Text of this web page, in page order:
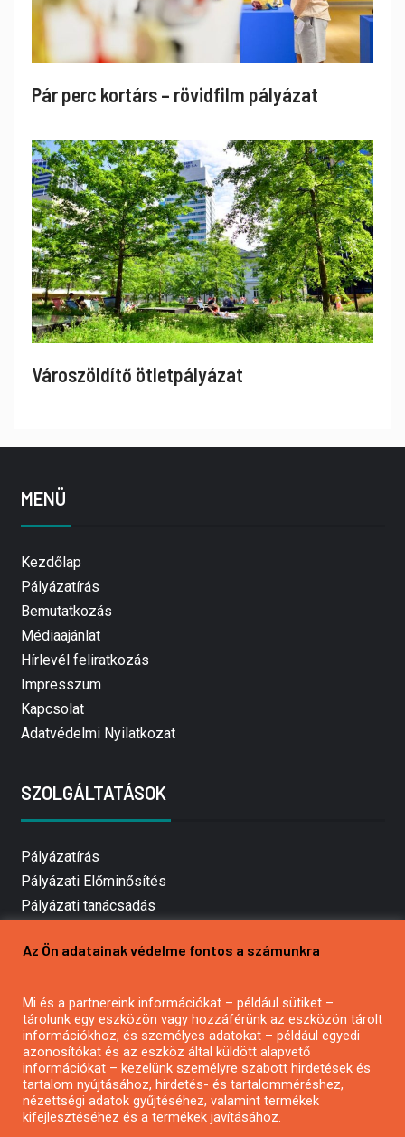
Pár perc kortárs – rövidfilm pályázat
Városzöldítő ötletpályázat
MENÜ
Kezdőlap
Pályázatírás
Bemutatkozás
Médiaajánlat
Hírlevél feliratkozás
Impresszum
Kapcsolat
Adatvédelmi Nyilatkozat
SZOLGÁLTATÁSOK
Pályázatírás
Pályázati Előminősítés
Pályázati tanácsadás
Mezőgazdasági pályázatírás
Pályázatírás civil szervezeteknek
Pályázatírás önkormányzatoknak
Pályázatfigyelés
Specifikus pályázatfigyelés vagy hírlevél
Az Ön adatainak védelme fontos a számunkra
Mi és a partnereink információkat – például sütiket –
tárolunk egy eszközön vagy hozzáférünk az eszközön tárolt
információkhoz, és személyes adatokat – például egyedi
azonosítókat és az eszköz által küldött alapvető
információkat – kezelünk személyre szabott hirdetések és
tartalom nyújtásához, hirdetés- és tartalomméréshez,
nézettségi adatok gyűjtéséhez, valamint termékek
kifejlesztéséhez és a termékek javításához.